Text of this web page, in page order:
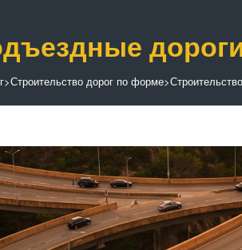
>Строительство дорог по форме>